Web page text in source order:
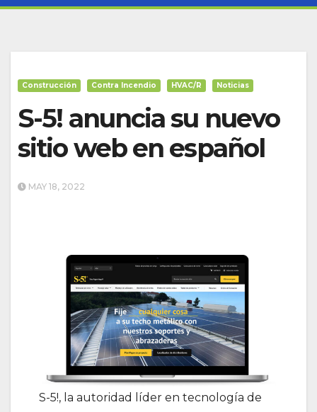
Construcción Contra Incendio HVAC/R Noticias
S-5! anuncia su nuevo
sitio web en español
MAY 18, 2022
S-5!, la autoridad líder en tecnología de